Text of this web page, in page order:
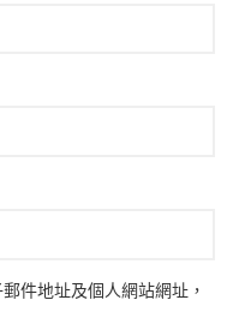
件地址及個人網站網址，